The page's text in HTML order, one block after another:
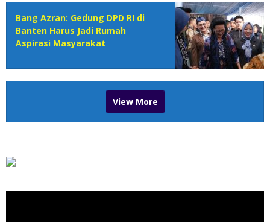
Bang Azran: Gedung DPD RI di
Banten Harus Jadi Rumah
Aspirasi Masyarakat
View More